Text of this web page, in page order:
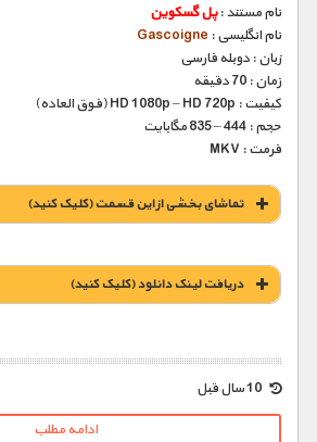
نام مستند :پل گسکوین
نام انگلیسی : Gascoigne
زبان : دوبله فارسی
زمان : 70 دقیقه
کیفیت : HD 1080p – HD 720p (فوق العاده)
حجم : 444 – 835 مگابایت
فرمت : MKV
تماشای بخشی از این قسمت (کلیک کنید)
دریافت لينک دانلود (کليک کنيد)
ادامه مطلب